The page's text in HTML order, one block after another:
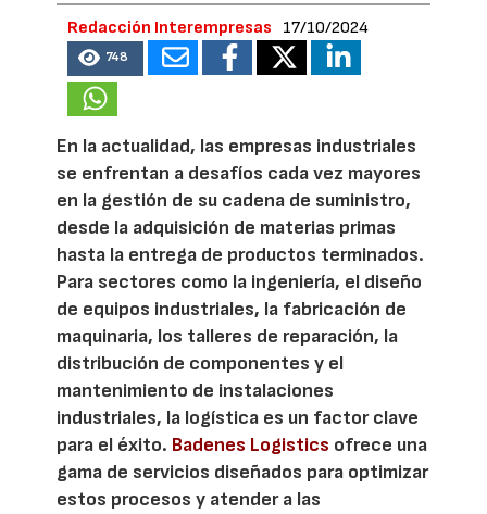
Redacción Interempresas 17/10/2024
748
En la actualidad, las empresas industriales
se enfrentan a desafíos cada vez mayores
en la gestión de su cadena de suministro,
desde la adquisición de materias primas
hasta la entrega de productos terminados.
Para sectores como la ingeniería, el diseño
de equipos industriales, la fabricación de
maquinaria, los talleres de reparación, la
distribución de componentes y el
mantenimiento de instalaciones
industriales, la logística es un factor clave
para el éxito. Badenes Logistics ofrece una
gama de servicios diseñados para optimizar
estos procesos y atender a las